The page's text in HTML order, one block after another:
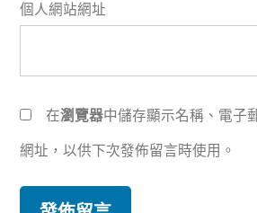
個人網站網址
在瀏覽器中儲存顯示名稱、電子
網址，以供下次發佈留言時使用。